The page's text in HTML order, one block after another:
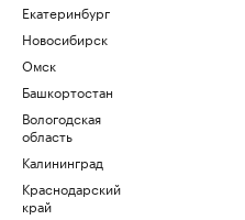
Екатеринбург
Новосибирск
Омск
Башкортостан
Вологодская
область
Калининград
Краснодарский
край